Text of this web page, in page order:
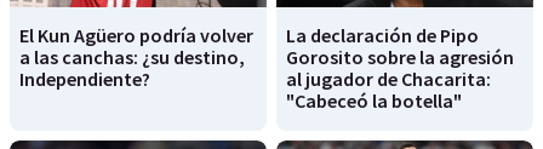
El Kun Agüero podría volver
a las canchas: ¿su destino,
Independiente?
La declaración de Pipo
Gorosito sobre la agresión
al jugador de Chacarita:
"Cabeceó la botella"